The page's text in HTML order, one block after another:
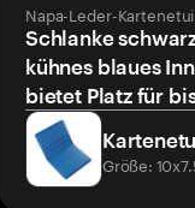
Napa-Leder-
Schlanke
kühnes blaues
bietet Platz für
Größe: